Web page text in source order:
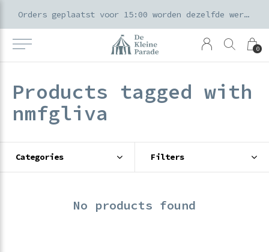
0
Orders geplaatst voor 15:00 worden dezelfde werkdag verzonden
Products tagged with
nmfgliva
Categories Filters
No products found